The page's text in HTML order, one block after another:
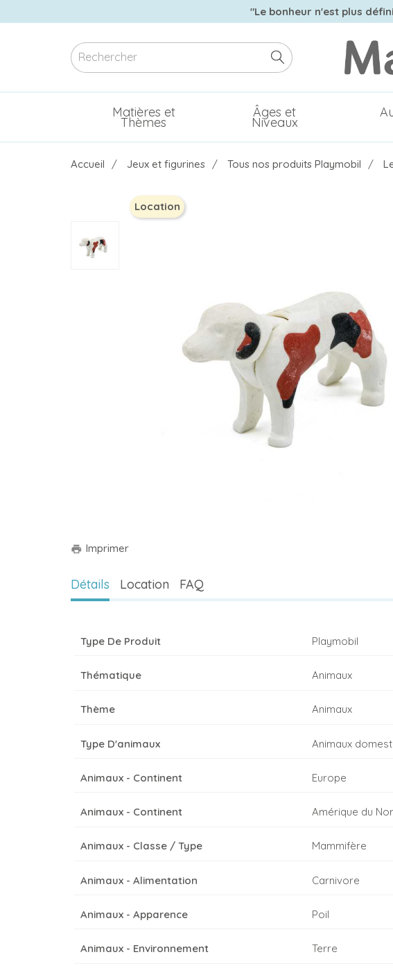
"Le bonheur n'est plus
Matières et
Thèmes
Âges et
Niveaux
Accueil Jeux et figurines Tous nos produits Playmobil
Location
print Imprimer
Détails Location FAQ
Type De Produit Playmobil
Thématique Animaux
Thème Animaux
Type D'animaux Animaux
Animaux - Continent Europe
Animaux - Continent Amérique du
Animaux - Classe / Type Mammifère
Animaux - Alimentation Carnivore
Animaux - Apparence Poil
Animaux - Environnement Terre